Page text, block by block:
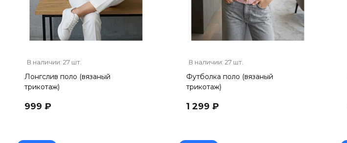
В наличии: 27 шт.
Лонгслив поло (вязаный
трикотаж)
999 ₽
В наличии: 27 шт.
Футболка поло (вязаный
трикотаж)
1 299 ₽